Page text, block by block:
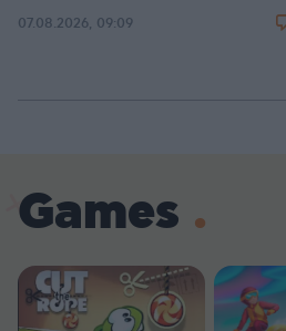
07.08.2026, 09:09
Games